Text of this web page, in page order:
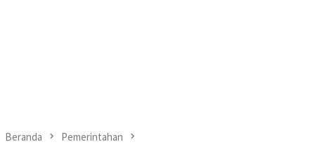
Beranda Pemerintahan